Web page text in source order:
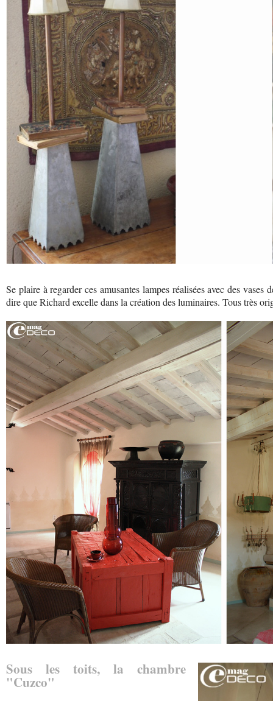
Se plaire à regarder ces amusantes lampes réalisées avec des
dire que Richard excelle dans la création des luminaires. Tous très
Sous les toits, la chambre
"Cuzco"